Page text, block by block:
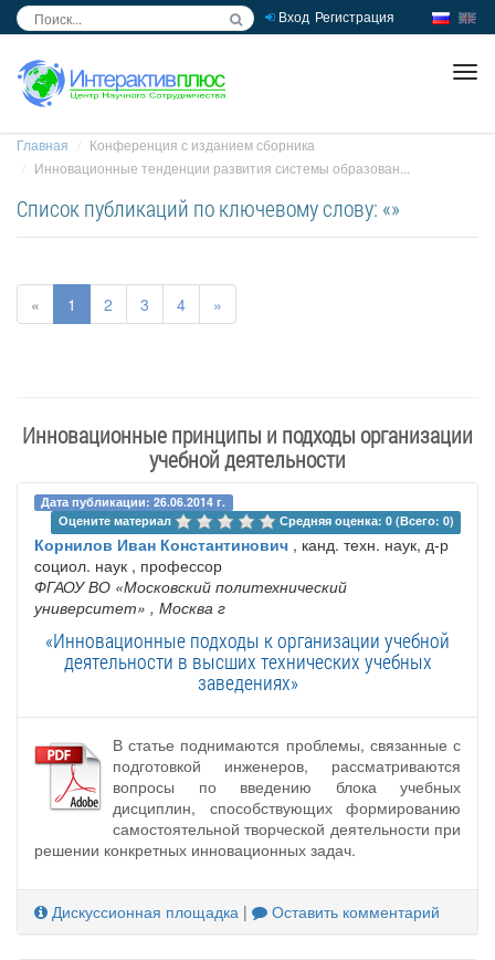
Вход Регистрация
Главная
Конференция с изданием сборника
Инновационные тенденции развития системы образован...
Список публикаций по ключевому слову: «»
« 1 2 3 4 »
Инновационные принципы и подходы организации
учебной деятельности
Дата публикации: 26.06.2014 г.
Оцените материал
Средняя оценка: 0 (Всего: 0)
Корнилов Иван Константинович , канд. техн. наук, д-р
социол. наук , профессор
ФГАОУ ВО «Московский политехнический
университет» , Москва г
«Инновационные подходы к организации учебной
деятельности в высших технических учебных
заведениях»
В статье поднимаются проблемы, связанные с
подготовкой инженеров, рассматриваются
вопросы по введению блока учебных
дисциплин, способствующих формированию
самостоятельной творческой деятельности при
решении конкретных инновационных задач.
Дискуссионная площадка | Оставить комментарий